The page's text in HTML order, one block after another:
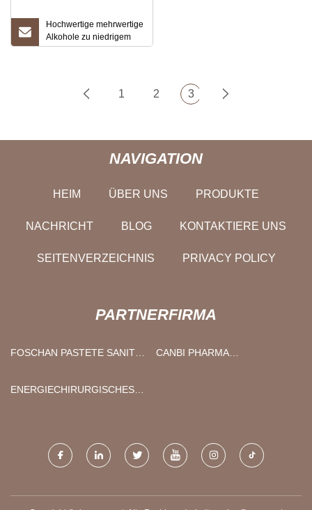
Hochwertige mehrwertige
Alkohole zu niedrigem
Preis
1 2 3
NAVIGATION
HEIM ÜBER UNS PRODUKTE
NACHRICHT BLOG KONTAKTIERE UNS
SEITENVERZEICHNIS PRIVACY POLICY
PARTNERFIRMA
FOSCHAN PASTETE SANITÄR
CANBI PHARMA
ENERGIECHIRURGISCHES